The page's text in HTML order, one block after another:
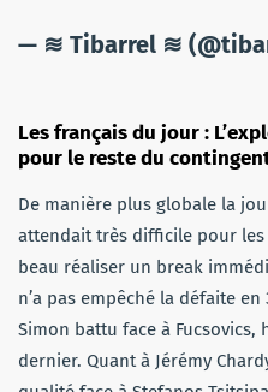
— ≋ Tibarrel ≋
Les français du jour :
pour le reste du
De manière plus globale la
attendait très difficile pour les
beau réaliser un break
n’a pas empêché la défaite
Simon battu face à Fucsovics,
dernier. Quant à Jérémy